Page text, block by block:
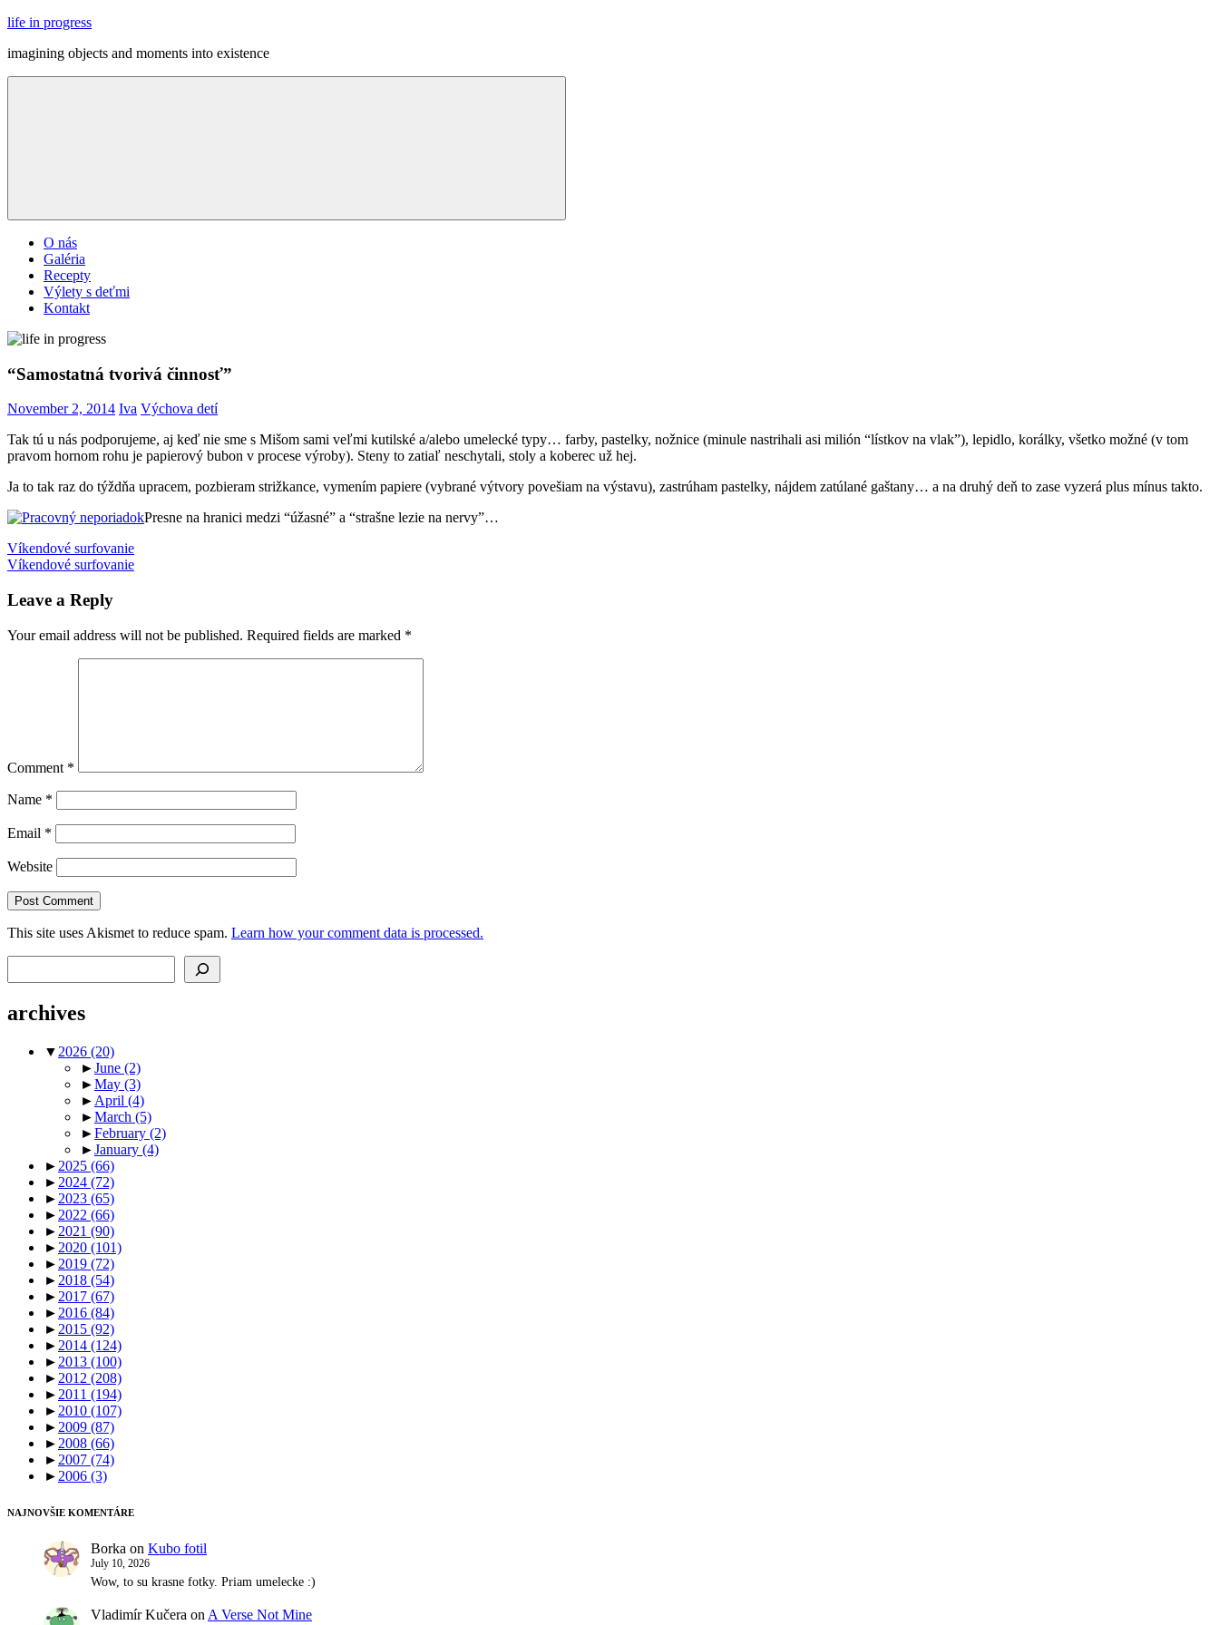
Skip
content
life in progress
imagining objects and moments into existence
Menu
O nás
Galéria
Recepty
Výlety s deťmi
Kontakt
“Samostatná tvorivá činnosť”
November 2, 2014 Iva Výchova detí
Tak tú u nás podporujeme, aj keď nie sme s Mišom sami veľmi kutilské a/alebo umelecké typy… farby, pastelky, nožnice (minule nastrihali asi milión “lístkov na vlak”), lepidlo, korálky, všetko možné (v tom
pravom hornom rohu je papierový bubon v procese výroby). Steny to zatiaľ neschytali, stoly a koberec už hej.
Ja to tak raz do týždňa upracem, pozbieram strižkance, vymením papiere (vybrané výtvory povešiam na výstavu), zastrúham pastelky, nájdem zatúlané gaštany… a na druhý deň to zase vyzerá plus mínus takto.
Presne na hranici medzi “úžasné” a “strašne lezie na nervy”…
craftdeti
Post
navigation
Previous
Post:
Víkendové surfovanie
Next
Víkendové surfovanie
Leave a Reply
Your email address will not be published. Required fields are marked *
Comment *
Name *
Email *
Website
This site uses Akismet to reduce spam. Learn how your comment data is processed.
archives
▼ 2026 (20)
►June (2)
►May (3)
► April (4)
►March (5)
►February (2)
►January (4)
► 2025 (66)
► 2024 (72)
► 2023 (65)
► 2022 (66)
► 2021 (90)
► 2020 (101)
► 2019 (72)
► 2018 (54)
► 2017 (67)
► 2016 (84)
► 2015 (92)
► 2014 (124)
► 2013 (100)
► 2012 (208)
► 2011 (194)
► 2010 (107)
► 2009 (87)
► 2008 (66)
► 2007 (74)
► 2006 (3)
NAJNOVŠIE KOMENTÁRE
Borka on Kubo fotil
July 10, 2026
Wow, to su krasne fotky. Priam umelecke :)
Vladimír Kučera on A Verse Not Mine